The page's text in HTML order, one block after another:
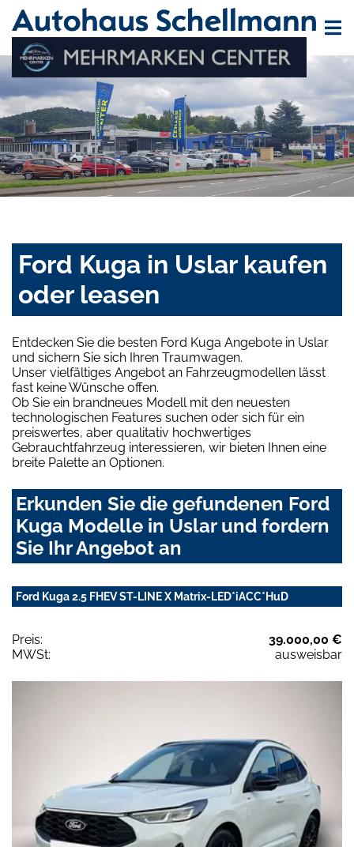
Ford Kuga in Uslar kaufen
oder leasen
Entdecken Sie die besten Ford Kuga Angebote in Uslar
und sichern Sie sich Ihren Traumwagen.
Unser vielfältiges Angebot an Fahrzeugmodellen lässt
fast keine Wünsche offen.
Ob Sie ein brandneues Modell mit den neuesten
technologischen Features suchen oder sich für ein
preiswertes, aber qualitativ hochwertiges
Gebrauchtfahrzeug interessieren, wir bieten Ihnen eine
breite Palette an Optionen.
Erkunden Sie die gefundenen Ford
Kuga Modelle in Uslar und fordern
Sie Ihr Angebot an
Ford Kuga 2.5 FHEV ST-LINE X Matrix-LED*iACC*HuD
Preis:
39.000,00 €
MWSt:
ausweisbar